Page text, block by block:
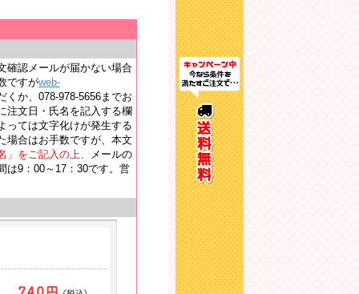
確認メールが届かない場合
ですがweb-
くか、078-978-5656までお
注文日・氏名を記入する欄
っては文字化けが発生する
場合はお手数ですが、本文
」をご記入の上、
メールの
は9：00～17：30です。営